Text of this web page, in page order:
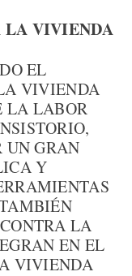
LA VIVIENDA
EL
VIVIENDA
LA LABOR
UN GRAN
Y
LA
EN EL
VIVIENDA